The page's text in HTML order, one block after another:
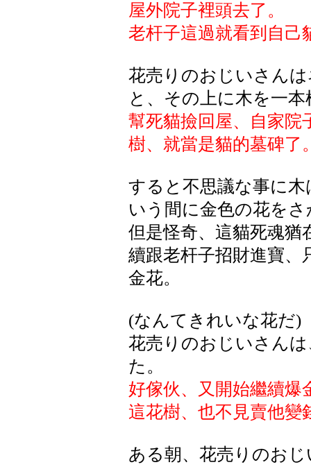
屋外院子裡頭去了。
老杆子這過就看到自己
花売りのおじいさん
と、その上に木を一
幫死貓撿回屋、自家院
樹、就當是貓的墓碑了
すると不思議な事に
いう間に金色の花を
但是怪奇、這貓死魂猶
續跟老杆子招財進寶、
金花。
(なんてきれいな花だ)
花売りのおじいさん
た。
好傢伙、又開始繼續爆
這花樹、也不見賣他變
ある朝、花売りのお